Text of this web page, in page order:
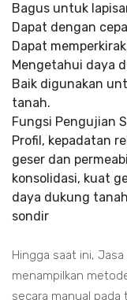
Bagus untuk
Dapat dengan
Dapat
Mengetahui daya
Baik digunakan
tanah.
Fungsi Pengujian
Profil, kepadatan
geser dan
konsolidasi, kuat
daya dukung
sondir
Hingga saat ini,
menampilkan
secara manual